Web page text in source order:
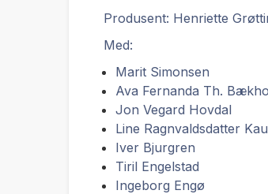
Produsent: Henriette
Med:
Marit Simonsen
Ava Fernanda Th.
Jon Vegard Hovdal
Line Ragnvaldsdatter
Iver Bjurgren
Tiril Engelstad
Ingeborg Engø